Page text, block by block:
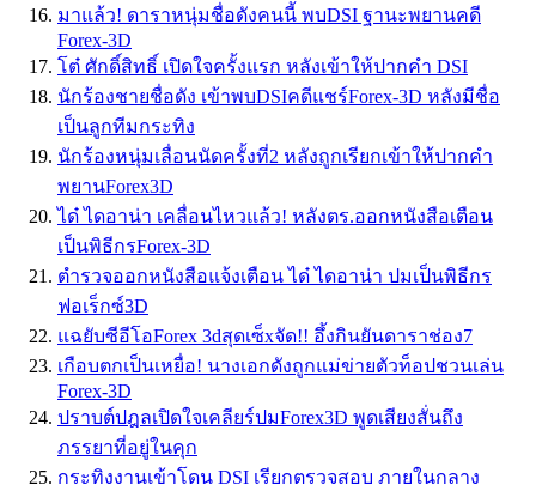
มาแล้ว! ดาราหนุ่มชื่อดังคนนี้ พบDSI ฐานะพยานคดี
Forex-3D
โต๋ ศักดิ์สิทธิ์ เปิดใจครั้งแรก หลังเข้าให้ปากคำ DSI
นักร้องชายชื่อดัง เข้าพบDSIคดีแชร์Forex-3D หลังมีชื่อ
เป็นลูกทีมกระทิง
นักร้องหนุ่มเลื่อนนัดครั้งที่2 หลังถูกเรียกเข้าให้ปากคำ
พยานForex3D
ได๋ ไดอาน่า เคลื่อนไหวแล้ว! หลังตร.ออกหนังสือเตือน
เป็นพิธีกรForex-3D
ตำรวจออกหนังสือแจ้งเตือน ได๋ ไดอาน่า ปมเป็นพิธีกร
ฟอเร็กซ์3D
แฉยับซีอีโอForex 3dสุดเซ็xจัด!! อึ้งกินยันดาราช่อง7
เกือบตกเป็นเหยื่อ! นางเอกดังถูกแม่ข่ายตัวท็อปชวนเล่น
Forex-3D
ปราบต์ปฎลเปิดใจเคลียร์ปมForex3D พูดเสียงสั่นถึง
ภรรยาที่อยู่ในคุก
กระทิงงานเข้าโดน DSI เรียกตรวจสอบ ภายในกลาง